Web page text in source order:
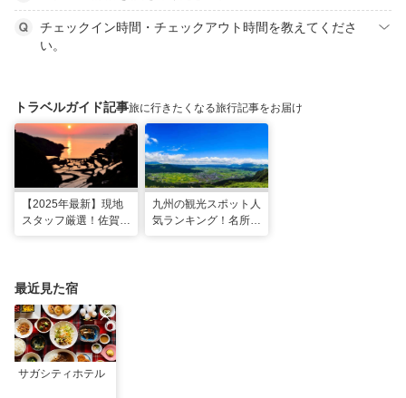
チェックイン時間・チェックアウト時間を教えてくださ
い。
トラベルガイド記事旅に行きたくなる旅行記事をお届け
【2025年最新】現地
スタッフ厳選！佐賀県
九州の観光スポット人
気ランキング！名所も
最近見た宿
サガシティホテル